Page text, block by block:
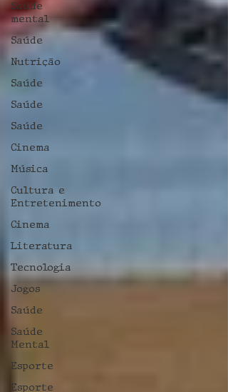
Saúde
mental
Saúde
Nutrição
Saúde
Saúde
Saúde
Cinema
Música
Cultura e
Entretenimento
Cinema
Literatura
Tecnologia
Jogos
Saúde
Saúde
Mental
Esporte
Esporte